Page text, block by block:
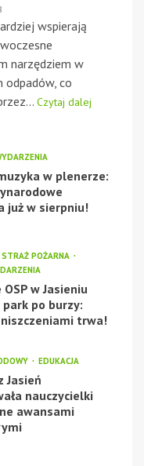
wspierają
narzędziem w
odpadów, co
Czytaj dalej
w plenerze:
już w sierpniu!
POŻARNA
w Jasieniu
po burzy:
trwa!
EDUKACJA
Jasień
nauczycielki
awansami